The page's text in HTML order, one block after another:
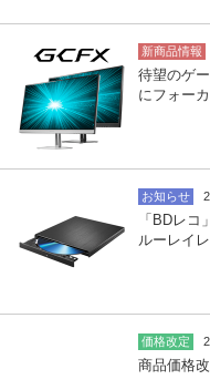
新商品情報
待望のゲ
にフォー
お知らせ
「BDレ
ルーレイ
価格改定
商品価格